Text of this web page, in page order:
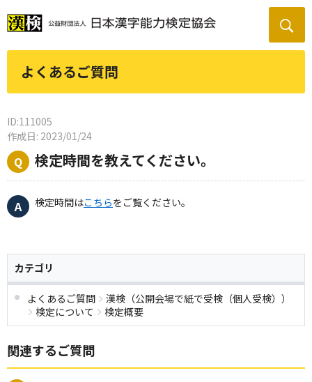
よくあるご質問
ID:111005
作成日: 2023/01/24
検定時間を教えてください。
検定時間はこちらをご覧ください。
カテゴリ
よくあるご質問
漢検（公開会場で紙で受検（個人受検））
検定について
検定概要
関連するご質問